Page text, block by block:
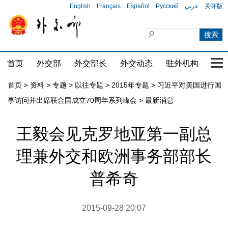
English Français Español Русский عربي 关怀版
首页 外交部 外交部长 外交动态 驻外机构 国
首页 > 资料 > 专题 > 以往专题 > 2015年专题 > 习近平对美国进行国
事访问并出席联合国成立70周年系列峰会 > 最新消息
王毅会见克罗地亚第一副总
理兼外交和欧洲事务部部长
普希奇
2015-09-28 20:07